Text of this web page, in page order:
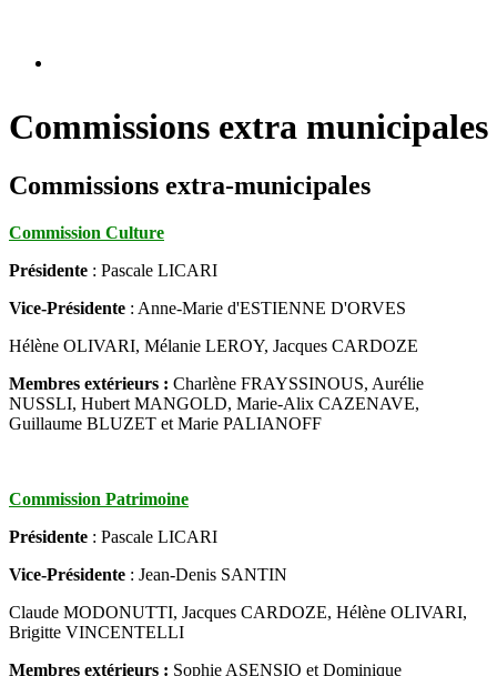
Commissions extra municipales
Commissions extra-municipales
Commission Culture
Présidente : Pascale LICARI
Vice-Présidente : Anne-Marie d'ESTIENNE D'ORVES
Hélène OLIVARI, Mélanie LEROY, Jacques CARDOZE
Membres extérieurs : Charlène FRAYSSINOUS, Aurélie
NUSSLI, Hubert MANGOLD, Marie-Alix CAZENAVE,
Guillaume BLUZET et Marie PALIANOFF
Commission Patrimoine
Présidente : Pascale LICARI
Vice-Présidente : Jean-Denis SANTIN
Claude MODONUTTI, Jacques CARDOZE, Hélène OLIVARI,
Brigitte VINCENTELLI
Membres extérieurs : Sophie ASENSIO et Dominique